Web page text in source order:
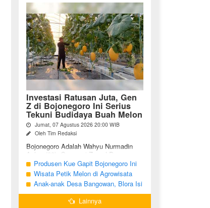
Investasi Ratusan Juta, Gen
Z di Bojonegoro Ini Serius
Tekuni Budidaya Buah Melon
Jumat, 07 Agustus 2026 20:00 WIB
Oleh Tim Redaksi
Bojonegoro Adalah Wahyu Nurmadin
Azhar (23), Generasi Z asal Desa
Sumodikaran RT 004 RW 002,
Kecamatan Dander, Kabupaten
Bojonegoro, Jawa ...
Produsen Kue Gapit Bojonegoro Ini
Banjir Pesanan Hingga Puluhan Juta
di Bulan Ramadan
Wisata Petik Melon di Agrowisata
Girli Farm Blora, Tak Sampai 5 Hari
Sudah Ludes Terjual
Anak-anak Desa Bangowan, Blora Isi
Waktu Jelang Buka Puasa dengan
Latihan GamelanLainnya